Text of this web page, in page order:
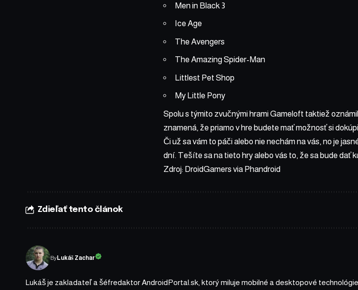
Men in Black 3
Ice Age
The Avengers
The Amazing Spider-Man
Littlest Pet Shop
My Little Pony
Spolu s týmito zvučnými hrami Gameloft taktiež
znamená, že priamo v hre budete mať možnosť si
Či už sa vám to páči alebo nie nechám na vás, no je
dní. Tešíte sa na tieto hry alebo vás to, že sa bude dať
Zdroj: DroidGamers via Phandroid
Zdieľať tento článok
ByLukáš Zachar
Lukáš je zakladateľ a šéfredaktor AndroidPortal.sk, ktorý miluje mobilné a desktopové